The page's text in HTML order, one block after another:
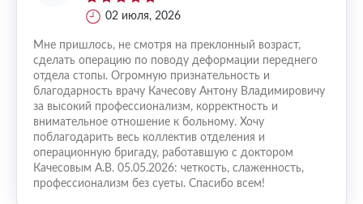
02 июля, 2026
Мне пришлось, не смотря на преклонный возраст,
сделать операцию по поводу деформации переднего
отдела стопы. Огромную признательность и
благодарность врачу Качесову Антону Владимировичу
за высокий профессионализм, корректность и
внимательное отношение к больному. Хочу
поблагодарить весь коллектив отделения и
операционную бригаду, работавшую с доктором
Качесовым А.В. 05.05.2026: четкость, слаженность,
профессионализм без суеты. Спасибо всем!